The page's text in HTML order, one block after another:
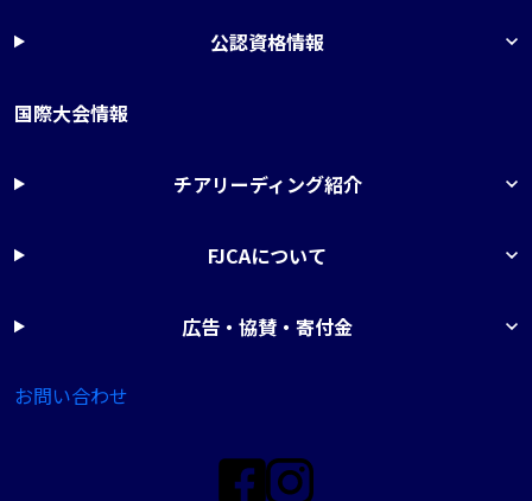
公認資格情報
国際大会情報
チアリーディング紹介
FJCAについて
広告・協賛・寄付金
お問い合わせ